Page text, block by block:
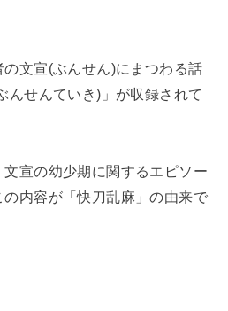
の文宣(ぶんせん)にまつわる話
んせんていき)」が収録されて
文宣の幼少期に関するエピソー
の内容が「快刀乱麻」の由来で